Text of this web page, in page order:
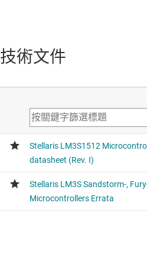
技術文件